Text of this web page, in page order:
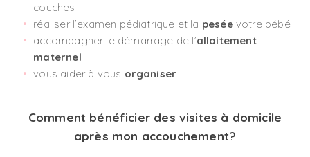
couches
réaliser l’examen pédiatrique et la peséevotre bébé
accompagner le démarrage de l’allaitement
maternel
vous aider à vous organiser
Comment bénéficier des visites à domicile
après mon accouchement?